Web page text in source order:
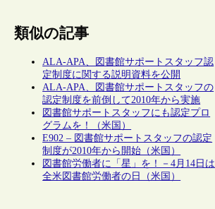
類似の記事
ALA-APA、図書館サポートスタッフ認
定制度に関する説明資料を公開
ALA-APA、図書館サポートスタッフの
認定制度を前倒して2010年から実施
図書館サポートスタッフにも認定プロ
グラムを！（米国）
E902 – 図書館サポートスタッフの認定
制度が2010年から開始（米国）
図書館労働者に「星」を！－4月14日は
全米図書館労働者の日（米国）